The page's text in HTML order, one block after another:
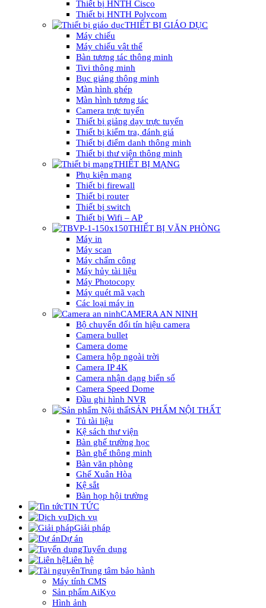
Thiết bị HNTH Cisco
Thiết bị HNTH Polycom
THIẾT BỊ GIÁO DỤC
Máy chiếu
Máy chiếu vật thể
Bàn tương tác thông minh
Tivi thông minh
Bục giảng thông minh
Màn hình ghép
Màn hình tương tác
Camera trực tuyến
Thiết bị giảng dạy trực tuyến
Thiết bị kiểm tra, đánh giá
Thiết bị điểm danh thông minh
Thiết bị thư viện thông minh
THIẾT BỊ MẠNG
Phụ kiện mạng
Thiết bị firewall
Thiết bị router
Thiết bị switch
Thiết bị Wifi – AP
THIẾT BỊ VĂN PHÒNG
Máy in
Máy scan
Máy chấm công
Máy hủy tài liệu
Máy Photocopy
Máy quét mã vạch
Các loại máy in
CAMERA AN NINH
Bộ chuyển đổi tín hiệu camera
Camera bullet
Camera dome
Camera hộp ngoài trời
Camera IP 4K
Camera nhận dạng biển số
Camera Speed Dome
Đầu ghi hình NVR
SẢN PHẨM NỘI THẤT
Tủ tài liệu
Kệ sách thư viện
Bàn ghế trường học
Bàn ghế thông minh
Bàn văn phòng
Ghế Xuân Hòa
Kệ sắt
Bàn họp hội trường
TIN TỨC
Dịch vụ
Giải pháp
Dự án
Tuyển dụng
Liên hệ
Trung tâm bảo hành
Máy tính CMS
Sản phẩm AiKyo
Hình ảnh